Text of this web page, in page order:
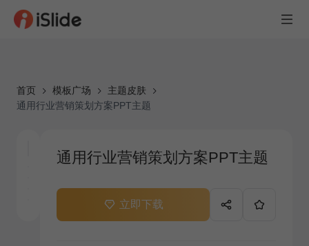
首页 模板广场
主题皮肤
通用行业营销策划方案PPT主题
通用行业营销策划方案PPT主题
立即下载